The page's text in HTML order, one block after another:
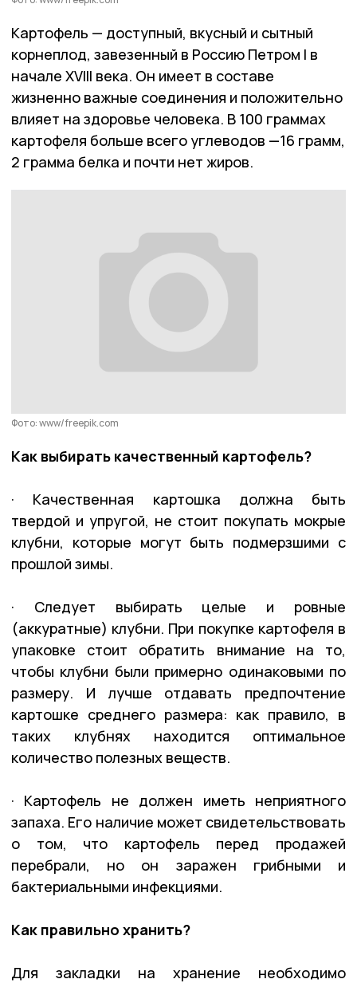
Картофель — доступный, вкусный и сытный
корнеплод, завезенный в Россию Петром I в
начале XVIII века. Он имеет в составе
жизненно важные соединения и положительно
влияет на здоровье человека. В 100 граммах
картофеля больше всего углеводов —16 грамм,
2 грамма белка и почти нет жиров.
Фото: www/freepik.com
Как выбирать качественный картофель?
· Качественная картошка должна быть
твердой и упругой, не стоит покупать мокрые
клубни, которые могут быть подмерзшими с
прошлой зимы.
· Следует выбирать целые и ровные
(аккуратные) клубни. При покупке картофеля в
упаковке стоит обратить внимание на то,
чтобы клубни были примерно одинаковыми по
размеру. И лучше отдавать предпочтение
картошке среднего размера: как правило, в
таких клубнях находится оптимальное
количество полезных веществ.
· Картофель не должен иметь неприятного
запаха. Его наличие может свидетельствовать
о том, что картофель перед продажей
перебрали, но он заражен грибными и
бактериальными инфекциями.
Как правильно хранить?
Для закладки на хранение необходимо